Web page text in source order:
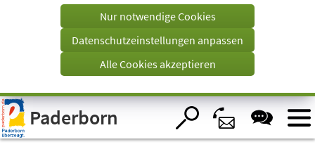
Visuelle
Assistenzsoftware
öffnen.
einem
Tab)
Nur notwendige Cookies
Datenschutzeinstellungen anpassen
Alle Cookies akzeptieren
Paderborn